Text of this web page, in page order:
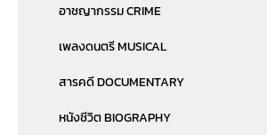
อาชญากรรม CRIME
เพลงดนตรี MUSICAL
สารคดี DOCUMENTARY
หนังชีวิต BIOGRAPHY